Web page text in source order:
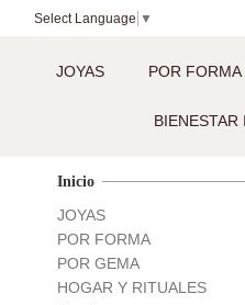
Select Language ▼
JOYAS POR FORMA
BIENESTAR
Inicio
JOYAS
POR FORMA
POR GEMA
HOGAR Y RITUALES